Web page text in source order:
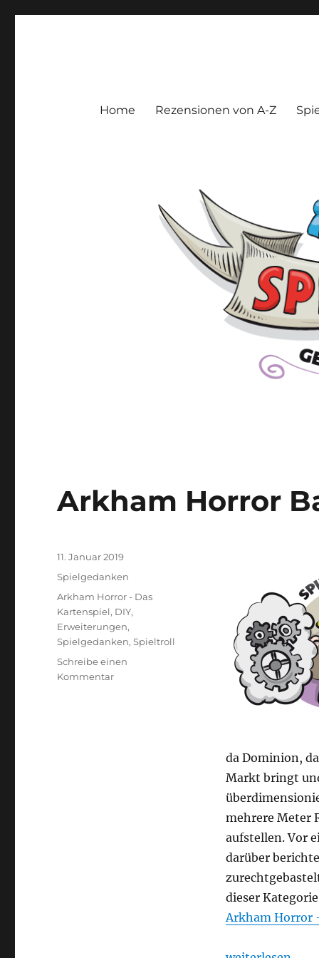
Home Rezensionen von A-Z
Arkham Horror
da Dominion,
Markt bringt
mehrere Meter
aufstellen. Vor
darüber
dieser
Arkham Horror
Veröffentlicht
am
11. Januar 2019
Kategorien
Spielgedanken
Schlagwörter
Arkham Horror - Das
Kartenspiel, DIY,
Erweiterungen,
Spielgedanken,Spieltroll
Schreibe einen
Kommentarzu